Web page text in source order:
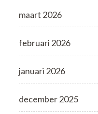
maart 2026
februari 2026
januari 2026
december 2025